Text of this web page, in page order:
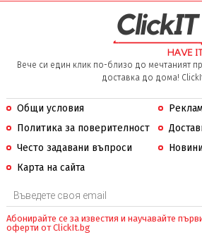
Вече си един клик по-близо до мечтаният
доставка до дома!
Общи условия
Политика за поверителност
Често задавани въпроси
Карта на сайта
Абонирайте се за известия и научавайте
оферти от ClickIt.bg